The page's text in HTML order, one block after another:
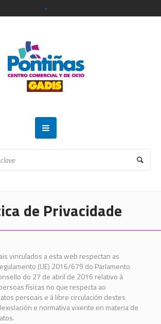
de Privacidade
vinculados a esta web respectan as
(UE) 2016/679 do Parlamento
do 27 de abril de 2016 relativo á
físicas no que respecta ao
persoais e á libre circulación destes
e normativa vixente en materia de